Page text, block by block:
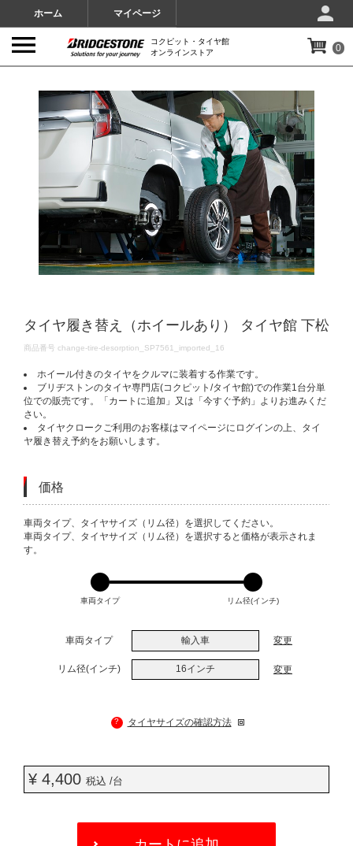
ホーム マイページ
コクピット・タイヤ館
オンラインストア
0
タイヤ履き替え（ホイールあり） タイヤ館 下松
DETAILS
商品番号 change-tire-desorption_SP7561_imported_16
ホイール付きのタイヤをクルマに装着する作業です。
ブリヂストンのタイヤ専門店(コクピット/タイヤ館)での作業1台分単
位での販売です。「カートに追加」又は「今すぐ予約」よりお進みくだ
さい。
タイヤクロークご利用のお客様はマイページにログインの上、タイ
ヤ履き替え予約をお願いします。
価格
VARIATIONS
車両タイプ、タイヤサイズ（リム径）を選択してください。
車両タイプ、タイヤサイズ（リム径）を選択すると価格が表示されま
す。
車両タイプ リム径(インチ)
車両タイプ 輸入車 変更
リム径(インチ) 16インチ 変更
? タイヤサイズの確認方法
¥ 4,400 税込 /台